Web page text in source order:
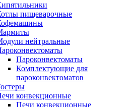
пищеварочные
нейтральные
Пароконвектоматы
Комплектующие для
пароконвектоматов
конвекционные
Печи конвекционные